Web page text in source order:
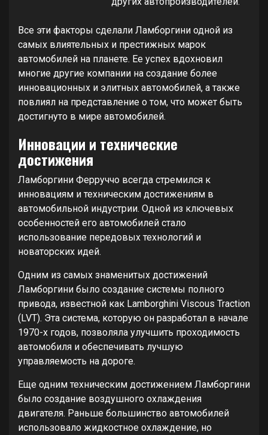
Все эти факторы сделали Ламборгини одной из
самых влиятельных и престижных марок
автомобилей на планете. Ее успех вдохновил
многие другие компании на создание более
инновационных и элитных автомобилей, а также
повлиял на представление о том, что может быть
достигнуто в мире автомобилей.
Инновации и технические
достижения
Ламборгини Ферруччо всегда стремился к
инновациям и техническим достижениям в
автомобильной индустрии. Одной из ключевых
особенностей его автомобилей стало
использование передовых технологий и
новаторских идей.
Одним из самых знаменитых достижений
Ламборгини было создание системы полного
привода, известной как Lamborghini Viscous Traction
(LVT). Эта система, которую он разработал в начале
1970-х годов, позволяла улучшить проходимость
автомобиля и обеспечивать лучшую
управляемость на дороге.
Еще одним техническим достижением Ламборгини
было создание воздушного охлаждения
двигателя. Раньше большинство автомобилей
использовало жидкостное охлаждение, но